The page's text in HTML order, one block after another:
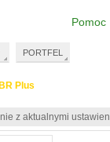
Plus
z aktualnymi
PORTFEL
Pomoc